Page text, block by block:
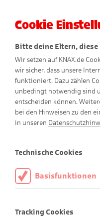
Cookie
Bitte deine Eltern,
Wir setzen auf KNAX.de
wir sicher, dass unsere
funktioniert. Dazu zählen
unbedingt notwendig sind
entscheiden können.
bei den Hinweisen zu den
in unseren
Technische Cookies
Basisfunktionen
aktiviert sein.
Tracking Cookies